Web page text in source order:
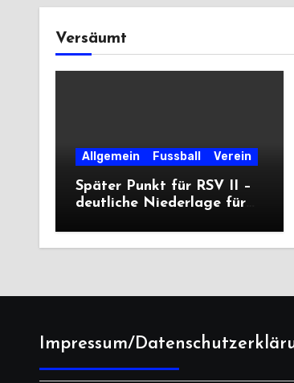
Versäumt
Allgemein Fussball Verein
Später Punkt für RSV II –
deutliche Niederlage für
Impressum/